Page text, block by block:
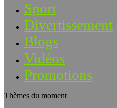
Sport
Divertissement
Blogs
Vidéos
Promotions
Thèmes du moment